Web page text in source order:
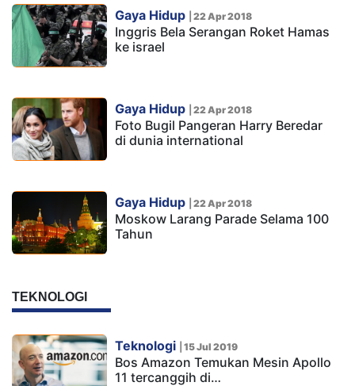
Gaya Hidup 22 Apr 2018
Inggris Bela Serangan Roket Hamas
ke israel
Gaya Hidup 22 Apr 2018
Foto Bugil Pangeran Harry Beredar
di dunia international
Gaya Hidup 22 Apr 2018
Moskow Larang Parade Selama 100
Tahun
TEKNOLOGI
Teknologi 15 Jul 2019
Bos Amazon Temukan Mesin Apollo
11 tercanggih di…